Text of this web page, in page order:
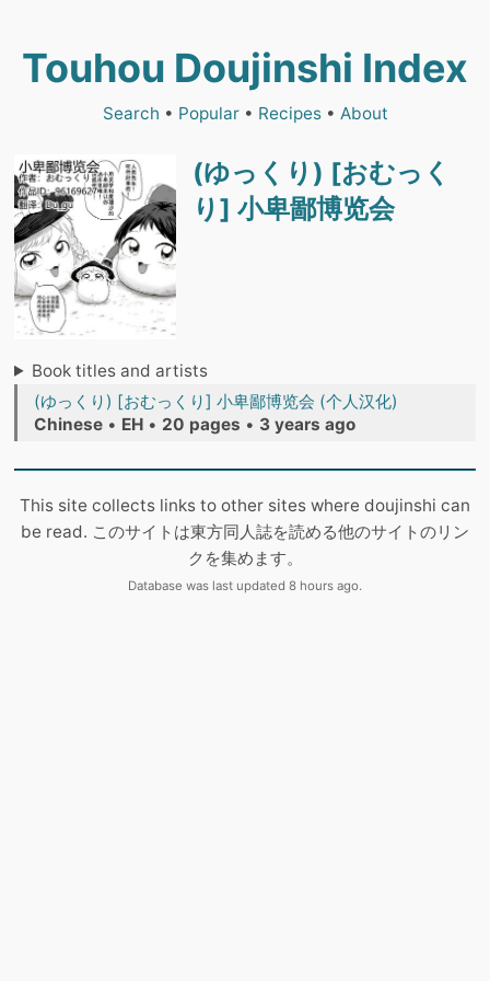
Touhou Doujinshi Index
Search • Popular• Recipes• About
(ゆっくり) [おむっく
り] 小卑鄙博览会
Book titles and artists
(ゆっくり) [おむっくり] 小卑鄙博览会 (个人汉化)
Chinese • EH • 20 pages • 3 years ago
This site collects links to other sites where doujinshi can
be read. このサイトは東方同人誌を読める他のサイトのリン
クを集めます。
Database was last updated 8 hours ago.